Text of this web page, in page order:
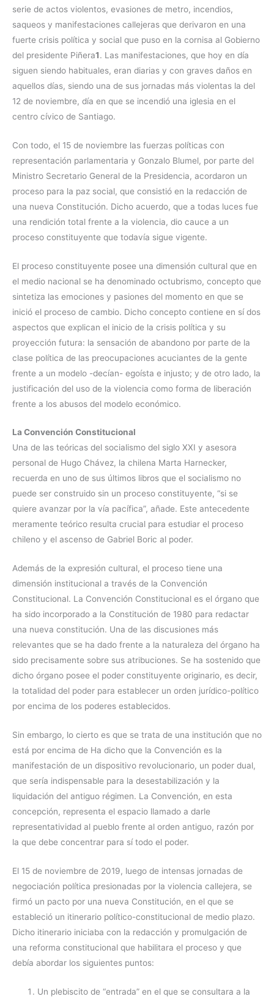
serie de actos violentos, evasiones de metro, incendios,
saqueos y manifestaciones callejeras que derivaron en una
fuerte crisis política y social que puso en la cornisa al Gobierno
del presidente Piñera1. Las manifestaciones, que hoy en día
siguen siendo habituales, eran diarias y con graves daños en
aquellos días, siendo una de sus jornadas más violentas la del
12 de noviembre, día en que se incendió una iglesia en el
centro cívico de Santiago.
Con todo, el 15 de noviembre las fuerzas políticas con
representación parlamentaria y Gonzalo Blumel, por parte del
Ministro Secretario General de la Presidencia, acordaron un
proceso para la paz social, que consistió en la redacción de
una nueva Constitución. Dicho acuerdo, que a todas luces fue
una rendición total frente a la violencia, dio cauce a un
proceso constituyente que todavía sigue vigente.
El proceso constituyente posee una dimensión cultural que en
el medio nacional se ha denominado octubrismo, concepto que
sintetiza las emociones y pasiones del momento en que se
inició el proceso de cambio. Dicho concepto contiene en sí dos
aspectos que explican el inicio de la crisis política y su
proyección futura: la sensación de abandono por parte de la
clase política de las preocupaciones acuciantes de la gente
frente a un modelo -decían- egoísta e injusto; y de otro lado, la
justificación del uso de la violencia como forma de liberación
frente a los abusos del modelo económico.
La Convención Constitucional
Una de las teóricas del socialismo del siglo XXI y asesora
personal de Hugo Chávez, la chilena Marta Harnecker,
recuerda en uno de sus últimos libros que el socialismo no
puede ser construido sin un proceso constituyente, “si se
quiere avanzar por la vía pacífica”, añade. Este antecedente
meramente teórico resulta crucial para estudiar el proceso
chileno y el ascenso de Gabriel Boric al poder.
Además de la expresión cultural, el proceso tiene una
dimensión institucional a través de la Convención
Constitucional. La Convención Constitucional es el órgano que
ha sido incorporado a la Constitución de 1980 para redactar
una nueva constitución. Una de las discusiones más
relevantes que se ha dado frente a la naturaleza del órgano ha
sido precisamente sobre sus atribuciones. Se ha sostenido que
dicho órgano posee el poder constituyente originario, es decir,
la totalidad del poder para establecer un orden jurídico-político
por encima de los poderes establecidos.
Sin embargo, lo cierto es que se trata de una institución que no
está por encima de Ha dicho que la Convención es la
manifestación de un dispositivo revolucionario, un poder dual,
que sería indispensable para la desestabilización y la
liquidación del antiguo régimen. La Convención, en esta
concepción, representa el espacio llamado a darle
representatividad al pueblo frente al orden antiguo, razón por
la que debe concentrar para sí todo el poder.
El 15 de noviembre de 2019, luego de intensas jornadas de
negociación política presionadas por la violencia callejera, se
firmó un pacto por una nueva Constitución, en el que se
estableció un itinerario político-constitucional de medio plazo.
Dicho itinerario iniciaba con la redacción y promulgación de
una reforma constitucional que habilitara el proceso y que
debía abordar los siguientes puntos:
Un plebiscito de “entrada” en el que se consultara a la